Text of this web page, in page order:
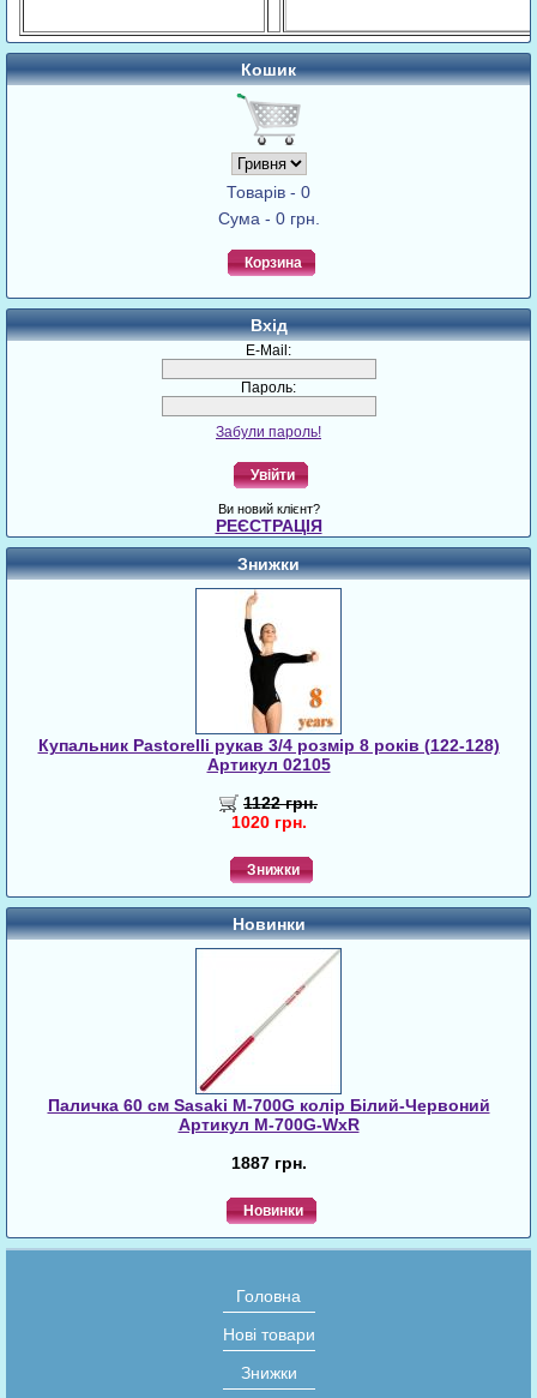
Кошик
Товарів - 0
Сума - 0 грн.
Корзина
Вхід
E-Mail:
Пароль:
Забули пароль!
Увійти
Ви новий клієнт?
РЕЄСТРАЦІЯ
Знижки
Купальник Pastorelli рукав 3/4 розмір 8 років (122-128)
Артикул 02105
1122 грн.
1020 грн.
Знижки
Новинки
Паличка 60 см Sasaki M-700G колір Білий-Червоний
Артикул M-700G-WxR
1887 грн.
Новинки
Головна
Нові товари
Знижки